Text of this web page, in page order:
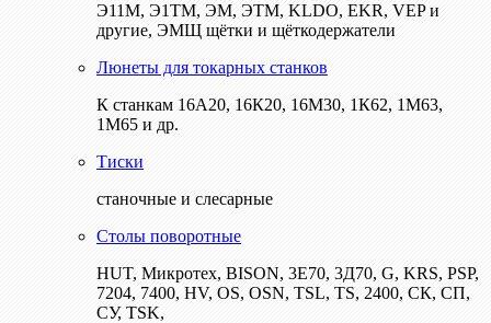
Э11М, Э1ТМ, ЭМ, ЭТМ, KLDO, EKR, VEP и
другие, ЭМЩ щётки и щёткодержатели
Люнеты для токарных станков
К станкам 16А20, 16К20, 16М30, 1К62, 1М63,
1М65 и др.
Тиски
станочные и слесарные
Столы поворотные
HUT, Микротех, BISON, 3Е70, 3Д70, G, KRS, PSP,
7204, 7400, HV, OS, OSN, TSL, TS, 2400, СК, СП,
СУ, TSK,